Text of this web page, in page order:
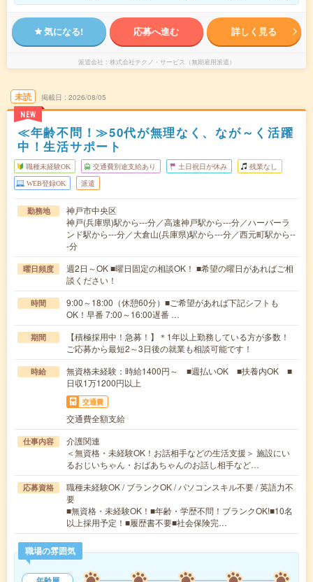
気になる! 応募へ進む 詳しく見る
派遣会社 株式会社テクノ・サービス（無期雇用派遣）
未読
NEW
掲載日 2026/08/05
≪年齢不問！≫50代が無理なく、なが～く活躍
中！生活サポート
職種未経験OK 交通費別途支給あり 土日祝日が休み 残業なし
WEB登録OK 派遣
勤務地
神戸市中央区
神戸(兵庫県)駅から---分／高速神戸駅から---分／ハーバーラ
ンド駅から---分／大倉山(兵庫県)駅から---分／西元町駅から--
-分
曜日頻度
週2日～OK ■曜日固定の相談OK！ ■希望の曜日があればご相
談ください！
時間
9:00～18:00（休憩60分）■ご希望があれば下記シフトも
OK！早番 7:00～16:00遅番 …
期間
【積極採用中！急募！】＊1年以上勤務している方が多数！
ご応募から最短2～3日後の就業も相談可能です！
時給
無資格未経験：時給1400円～ ■週払いOK ■扶養内OK ■
日収1万1200円以上
交通費
交通費全額支給
仕事内容
介護関連
＜無資格・未経験OK！お話相手などの生活支援＞ 施設にい
るおじいちゃん・おばあちゃんのお話し相手など…
応募資格
職種未経験OK / ブランクOK / パソコンスキル不要 / 英語力不
要
■無資格・未経験OK！■年齢・学歴不問！ブランクOK!■10名
以上採用予定！■履歴書不要■社会保険完…
職場の雰囲気